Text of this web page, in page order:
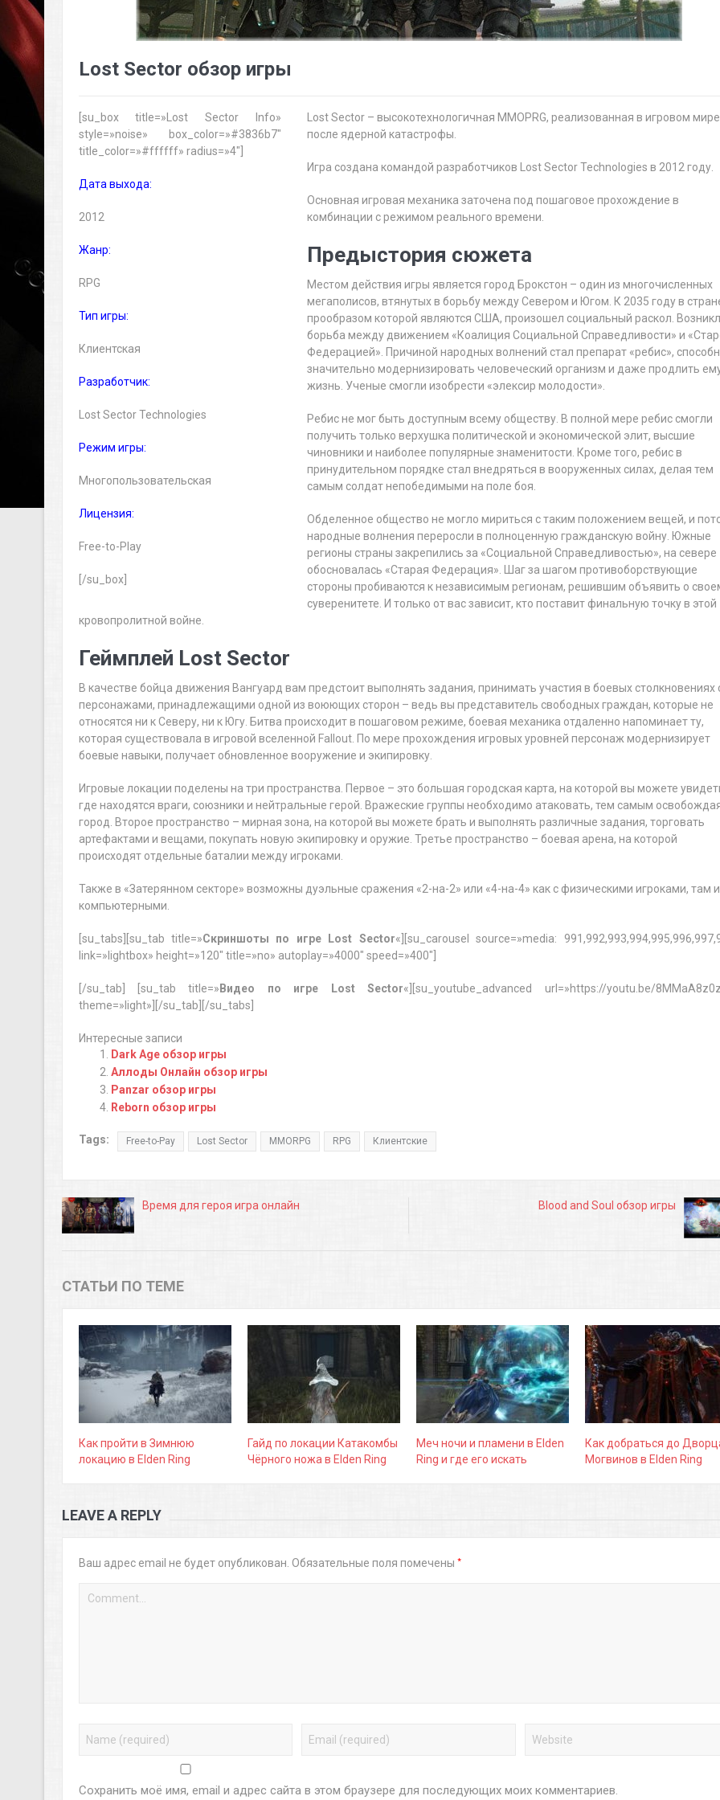
Lost Sector обзор игры
[su_box title=»Lost Sector Info»
style=»noise» box_color=»#3836b7″
title_color=»#ffffff» radius=»4″]
Дата выхода:
2012
Жанр:
RPG
Тип игры:
Клиентская
Разработчик:
Lost Sector Technologies
Режим игры:
Многопользовательская
Лицензия:
Free-to-Play
[/su_box]
Lost Sector – высокотехнологичная MMOPRG, реализованная в игровом мире
после ядерной катастрофы.
Игра создана командой разработчиков Lost Sector Technologies в 2012 году.
Основная игровая механика заточена под пошаговое прохождение в
комбинации с режимом реального времени.
Предыстория сюжета
Местом действия игры является город Брокстон – один из многочисленных
мегаполисов, втянутых в борьбу между Севером и Югом. К 2035 году в
прообразом которой являются США, произошел социальный раскол.
борьба между движением «Коалиция Социальной Справедливости» и
Федерацией». Причиной народных волнений стал препарат «ребис»,
значительно модернизировать человеческий организм и даже продлить
жизнь. Ученые смогли изобрести «элексир молодости».
Ребис не мог быть доступным всему обществу. В полной мере ребис смогли
получить только верхушка политической и экономической элит, высшие
чиновники и наиболее популярные знаменитости. Кроме того, ребис в
принудительном порядке стал внедряться в вооруженных силах, делая тем
самым солдат непобедимыми на поле боя.
Обделенное общество не могло мириться с таким положением вещей, и
народные волнения переросли в полноценную гражданскую войну. Южные
регионы страны закрепились за «Социальной Справедливостью», на севере
обосновалась «Старая Федерация». Шаг за шагом противоборствующие
стороны пробиваются к независимым регионам, решившим объявить о
суверенитете. И только от вас зависит, кто поставит финальную точку в этой
кровопролитной войне.
Геймплей Lost Sector
В качестве бойца движения Вангуард вам предстоит выполнять задания, принимать участия в боевых столкновениях
персонажами, принадлежащими одной из воюющих сторон – ведь вы представитель свободных граждан, которые не
относятся ни к Северу, ни к Югу. Битва происходит в пошаговом режиме, боевая механика отдаленно напоминает ту,
которая существовала в игровой вселенной Fallout. По мере прохождения игровых уровней персонаж модернизирует
боевые навыки, получает обновленное вооружение и экипировку.
Игровые локации поделены на три пространства. Первое – это большая городская карта, на которой вы можете
где находятся враги, союзники и нейтральные герой. Вражеские группы необходимо атаковать, тем самым
город. Второе пространство – мирная зона, на которой вы можете брать и выполнять различные задания, торговать
артефактами и вещами, покупать новую экипировку и оружие. Третье пространство – боевая арена, на которой
происходят отдельные баталии между игроками.
Также в «Затерянном секторе» возможны дуэльные сражения «2-на-2» или «4-на-4» как с физическими игроками, там и
компьютерными.
[su_tabs][su_tab title=»Скриншоты по игре Lost Sector«][su_carousel source=»media:
link=»lightbox» height=»120″ title=»no» autoplay=»4000″ speed=»400″]
[/su_tab] [su_tab title=» Видео по игре Lost Sector«][su_youtube_advanced url=»https://youtu.be/
theme=»light»][/su_tab][/su_tabs]
Интересные записи
Dark Age обзор игры
Аллоды Онлайн обзор игры
Panzar обзор игры
Reborn обзор игры
Tags: Free-to-Pay Lost Sector MMORPG RPG Клиентские
Время для героя игра онлайн Blood and Soul обзор игры
СТАТЬИ ПО ТЕМЕ
Как пройти в Зимнюю
локацию в Elden Ring
Гайд по локации Катакомбы
Чёрного ножа в Elden Ring
Меч ночи и пламени в Elden
Ring и где его искать
Как добраться до
Могвинов в Elden Ring
LEAVE A REPLY
Ваш адрес email не будет опубликован. Обязательные поля помечены *
Сохранить моё имя, email и адрес сайта в этом браузере для последующих моих комментариев.